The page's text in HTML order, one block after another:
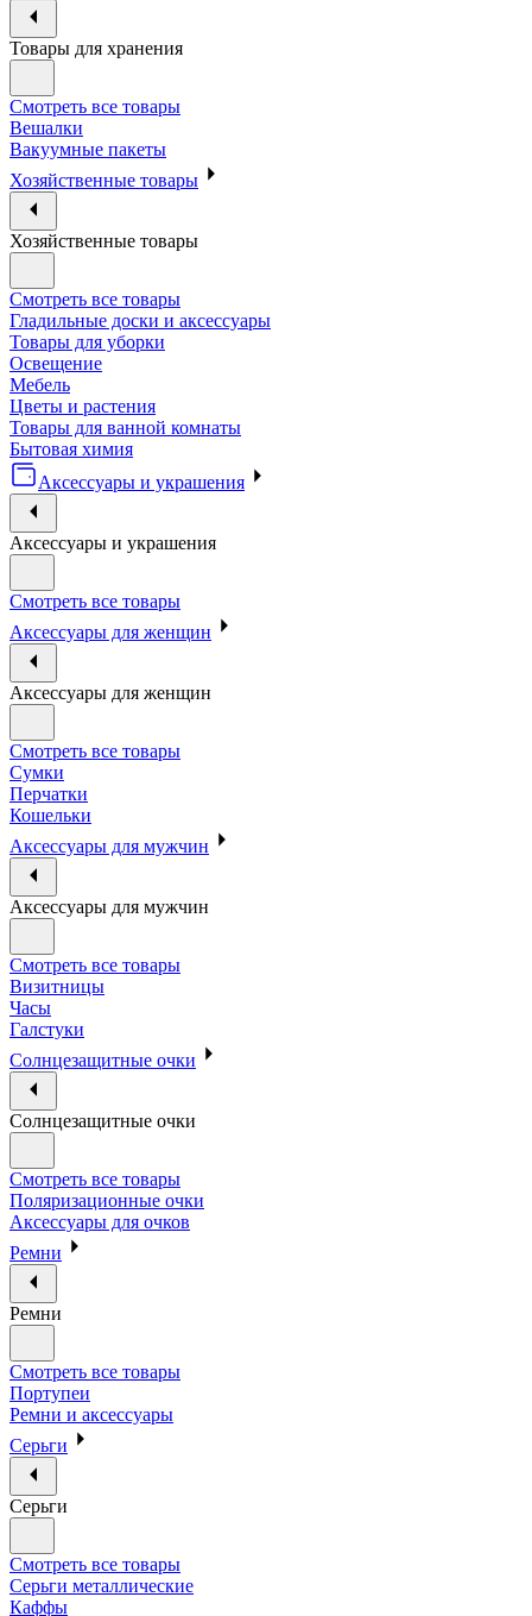
Товары для хранения
Смотреть все товары
Вешалки
Вакуумные пакеты
Хозяйственные товары
Хозяйственные товары
Смотреть все товары
Гладильные доски и аксессуары
Товары для уборки
Освещение
Мебель
Цветы и растения
Товары для ванной комнаты
Бытовая химия
Аксессуары и украшения
Аксессуары и украшения
Смотреть все товары
Аксессуары для женщин
Аксессуары для женщин
Смотреть все товары
Сумки
Перчатки
Кошельки
Аксессуары для мужчин
Аксессуары для мужчин
Смотреть все товары
Визитницы
Часы
Галстуки
Солнцезащитные очки
Солнцезащитные очки
Смотреть все товары
Поляризационные очки
Аксессуары для очков
Ремни
Ремни
Смотреть все товары
Портупеи
Ремни и аксессуары
Серьги
Серьги
Смотреть все товары
Серьги металлические
Каффы